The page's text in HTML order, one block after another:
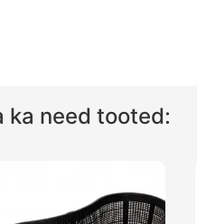
ka need tooted: